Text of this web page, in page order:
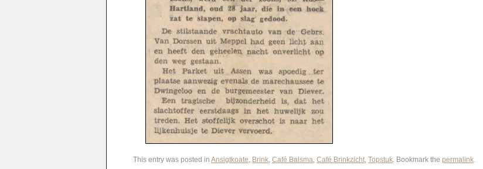
This entry was posted in Ansigtkoate, Brink, Café Balsma, Café Brinkzicht, Topstuk. Bookmark the permalink.